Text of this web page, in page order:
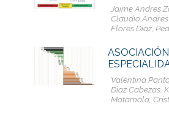
Jaime Andres
Claudio
Flores Diaz,
Valentina
Diaz Cabezas,
Matamala,